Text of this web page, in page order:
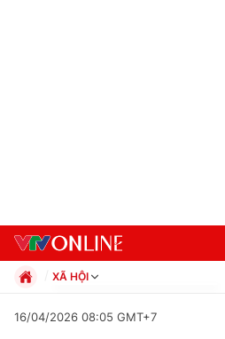
XÃ HỘI
Xã hội
16/04/2026 08:05 GMT+7